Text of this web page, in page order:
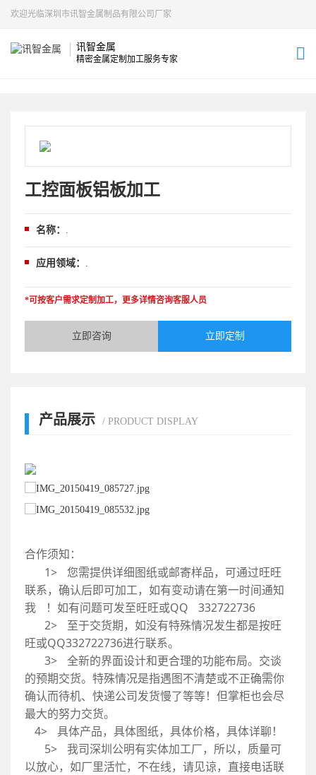
欢迎光临深圳市讯智金属制品有限公司厂家
讯智金属
精密金属定制加工服务专家
工控面板铝板加工
名称： .
应用领域： .
*可按客户需求定制加工，更多详情咨询客服人员
立即咨询 立即定制
产品展示 / PRODUCT DISPLAY
合作须知：
1> 您需提供详细图纸或邮寄样品，可通过旺旺
联系，确认后即可加工，如有变动请在第一时间通知
我 ！如有问题可发至旺旺或QQ 332722736
2> 至于交货期，如没有特殊情况发生都是按旺
旺或QQ332722736进行联系。
3> 全新的界面设计和更合理的功能布局。交谈
的预期交货。特殊情况是指遇图不清楚或不正确需你
确认而待机、快递公司发货慢了等等！但掌柜也会尽
最大的努力交货。
4> 具体产品，具体图纸，具体价格，具体详聊！
5> 我司深圳公明有实体加工厂，所以，质量可
以放心，如厂里活忙，不在线，请见谅，直接电话联